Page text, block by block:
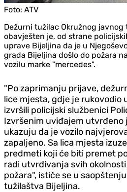
Foto: ATV
Dežurni tužilac Okružnog
obavješten je, od strane
uprave Bijeljina da je u
grada Bijeljina došlo do požara
vozilu marke "mercedes".
"Po zaprimanju prijave,
lice mjesta, gdje je rukovodio
izvršili policijski službenici
Izvršenim uviđajem utvrđeno
ukazuju da je vozilo
zapaljeno. Sa lica mjesta
predmeti koji će biti premet
radi utvrđivanja svih
požara", ističe se u
tužilaštva Bijeljina.